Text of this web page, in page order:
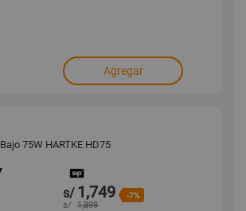
Agregar
75W HARTKE HD75
s/ 1,749 -7%
s/ 1,899